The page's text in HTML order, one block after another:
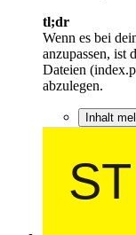
tl;dr
Wenn es bei
anzupassen, ist
Dateien
abzulegen.
Inhalt